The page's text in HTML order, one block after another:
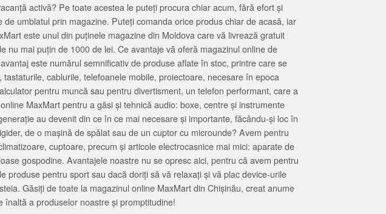
activă? Pe toate acestea le puteți procura chiar acum, fără efort și
umblatul prin magazine. Puteți comanda orice produs chiar de acasă, iar
este unul din puținele magazine din Moldova care vă livrează gratuit
mai puțin de 1000 de lei. Ce avantaje vă oferă magazinul online de
este numărul semnificativ de produse aflate în stoc, printre care se
cablurile, telefoanele mobile, proiectoare, necesare în epoca
pentru muncă sau pentru divertisment, un telefon performant, care a
MaxMart pentru a găsi și tehnică audio: boxe, centre și instrumente
au devenit din ce în ce mai necesare și importante, făcându-și loc în
de o mașină de spălat sau de un cuptor cu microunde? Avem pentru
cuptoare, precum și articole electrocasnice mai mici: aparate de
gospodine. Avantajele noastre nu se opresc aici, pentru că avem pentru
pentru sport sau dacă doriți să vă relaxați și vă plac device-urile
Găsiți de toate la magazinul online MaxMart din Chișinău, creat anume
a produselor noastre și promptitudine!